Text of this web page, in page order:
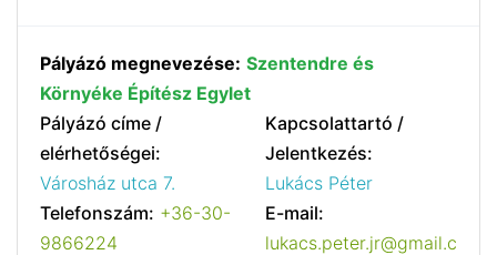
Pályázó megnevezése: Szentendre és
Környéke Építész Egylet
Pályázó címe /
elérhetőségei:
Városház utca 7.
Telefonszám: +36-30-
9866224
Kapcsolattartó /
Jelentkezés:
Lukács Péter
E-mail:
lukacs.peter.jr@gmail.c